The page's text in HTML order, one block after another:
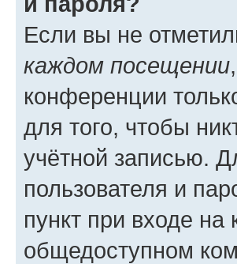
Если вы не
каждом посещении
конференции
для того, чтобы
учётной записью.
пользователя и
пункт при входе
общедоступном